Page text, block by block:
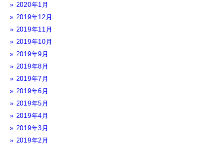
2020年1月
2019年12月
2019年11月
2019年10月
2019年9月
2019年8月
2019年7月
2019年6月
2019年5月
2019年4月
2019年3月
2019年2月